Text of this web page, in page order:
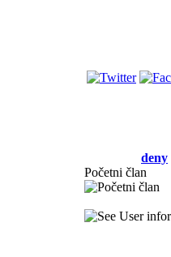
deny
Početni član